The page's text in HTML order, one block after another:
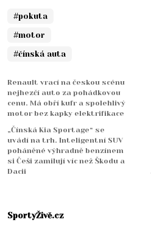
#pokuta
#motor
#čínská auta
Renault vrací na českou scénu
nejhezčí auto za pohádkovou
cenu. Má obří kufr a spolehlivý
motor bez kapky elektrifikace
„Čínská Kia Sportage“ se
uvádí na trh. Inteligentní SUV
poháněné výhradně benzínem
si Češi zamilují víc než Škodu a
Dacii
SportyŽivě.cz